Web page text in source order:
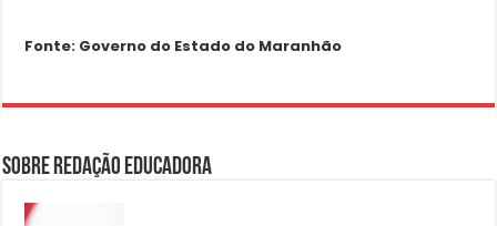
Fonte: Governo do Estado do Maranhão
Sobre Redação Educadora